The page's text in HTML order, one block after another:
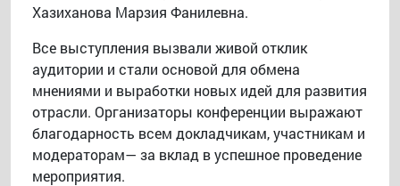
Хазиханова Марзия Фанилевна.
Все выступления вызвали живой отклик
аудитории и стали основой для обмена
мнениями и выработки новых идей для развития
отрасли. Организаторы конференции выражают
благодарность всем докладчикам, участникам и
модераторам— за вклад в успешное проведение
мероприятия.